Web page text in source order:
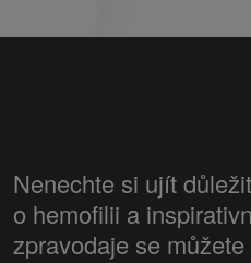
Nenechte si ujít
o hemofilii a
zpravodaje se